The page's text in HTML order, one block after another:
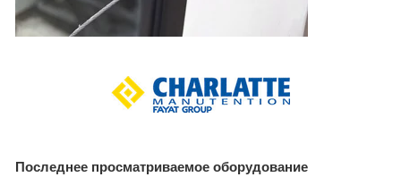
Последнее просматриваемое оборудование